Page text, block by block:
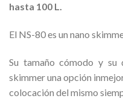
hasta 100 L.
El NS-80 es un nano
Su tamaño cómodo y su
skimmer una opción
colocación del mismo